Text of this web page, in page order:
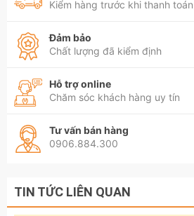
Kiểm hàng trước khi thanh toán
Đảm bảo
Chất lượng đã kiểm định
Hỗ trợ online
Chăm sóc khách hàng uy tín
Tư vấn bán hàng
0906.884.300
TIN TỨC LIÊN QUAN